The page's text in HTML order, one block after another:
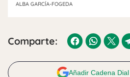
ALBA GARCÍA-FOGEDA
Comparte:
Añadir Cadena